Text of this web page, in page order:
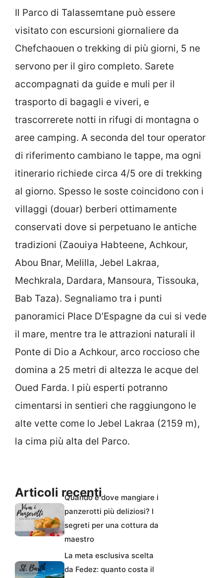
Il Parco di Talassemtane può essere
visitato con escursioni giornaliere da
Chefchaouen o trekking di più giorni, 5 ne
servono per il giro completo. Sarete
accompagnati da guide e muli per il
trasporto di bagagli e viveri, e
trascorrerete notti in rifugi di montagna o
aree camping. A seconda del tour operator
di riferimento cambiano le tappe, ma ogni
itinerario richiede circa 4/5 ore di trekking
al giorno. Spesso le soste coincidono con i
villaggi (douar) berberi ottimamente
conservati dove si perpetuano le antiche
tradizioni (Zaouiya Habteene, Achkour,
Abou Bnar, Melilla, Jebel Lakraa,
Mechkrala, Dardara, Mansoura, Tissouka,
Bab Taza). Segnaliamo tra i punti
panoramici Place D’Espagne da cui si vede
il mare, mentre tra le attrazioni naturali il
Ponte di Dio a Achkour, arco roccioso che
domina a 25 metri di altezza le acque del
Oued Farda. I più esperti potranno
cimentarsi in sentieri che raggiungono le
alte vette come lo Jebel Lakraa (2159 m),
la cima più alta del Parco.
Articoli recentiQuando e dove mangiare i
panzerotti più deliziosi? I
segreti per una cottura da
maestro
La meta esclusiva scelta
da Fedez: quanto costa il